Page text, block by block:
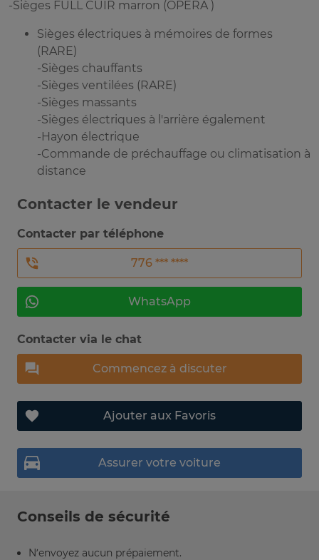
-Sièges FULL CUIR marron (OPERA )
Sièges électriques à mémoires de formes
(RARE)
-Sièges chauffants
-Sièges ventilées (RARE)
-Sièges massants
-Sièges électriques à l'arrière également
-Hayon électrique
-Commande de préchauffage ou climatisation à
distance
Contacter le vendeur
Contacter par téléphone
776 *** ****
WhatsApp
Contacter via le chat
Commencez à discuter
Ajouter aux Favoris
Assurer votre voiture
Conseils de sécurité
N’envoyez aucun prépaiement.